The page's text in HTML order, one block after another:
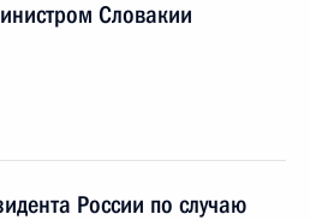
Словакии
России по случаю